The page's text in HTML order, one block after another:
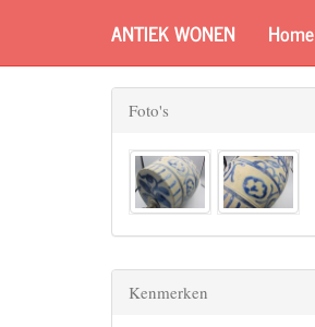
ANTIEK WONEN Home
Foto's
Kenmerken